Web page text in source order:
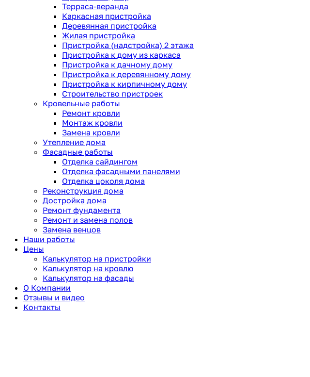
Терраса-веранда
Каркасная пристройка
Деревянная пристройка
Жилая пристройка
Пристройка (надстройка) 2 этажа
Пристройка к дому из каркаса
Пристройка к дачному дому
Пристройка к деревянному дому
Пристройка к кирпичному дому
Строительство пристроек
Кровельные работы
Ремонт кровли
Монтаж кровли
Замена кровли
Утепление дома
Фасадные работы
Отделка сайдингом
Отделка фасадными панелями
Отделка цоколя дома
Реконструкция дома
Достройка дома
Ремонт фундамента
Ремонт и замена полов
Замена венцов
Наши работы
Цены
Калькулятор на пристройки
Калькулятор на кровлю
Калькулятор на фасады
О Компании
Отзывы и видео
Контакты